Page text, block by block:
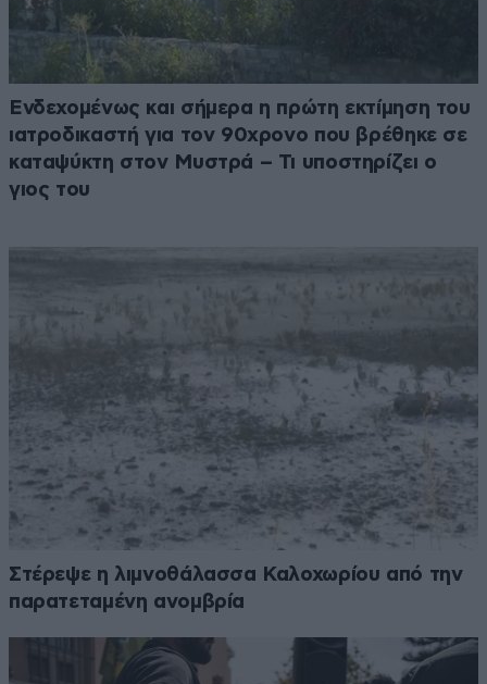
Ενδεχομένως και σήμερα η πρώτη εκτίμηση του
ιατροδικαστή για τον 90χρονο που βρέθηκε σε
καταψύκτη στον Μυστρά – Τι υποστηρίζει ο
γιος του
Στέρεψε η λιμνοθάλασσα Καλοχωρίου από την
παρατεταμένη ανομβρία